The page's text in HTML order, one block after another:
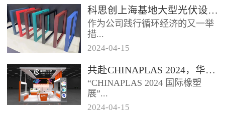
科思创上海基地大型光伏设施投运，聚氨酯创新赋能绿色能源
作为公司践行循环经济的又一举
措...
位于科思创上海一体化基地的大
型分布式光伏发电项目已于日前
正式启用实现全容量并网发电该
项目使...
2024-04-15
共赴CHINAPLAS 2024，华顺兴业邀您一同探索，共塑未来！
“CHINAPLAS 2024 国际橡塑
展”...
2024-04-15